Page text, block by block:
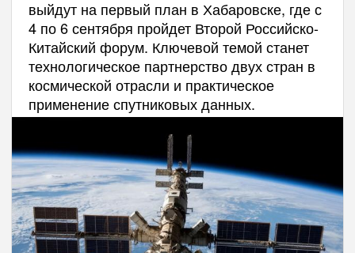
выйдут на первый план в Хабаровске, где с
4 по 6 сентября пройдет Второй Российско-
Китайский форум. Ключевой темой станет
технологическое партнерство двух стран в
космической отрасли и практическое
применение спутниковых данных.